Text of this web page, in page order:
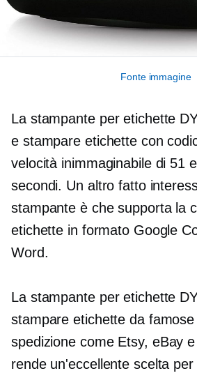
Fonte immagine
La stampante per etichette
e stampare etichette con
velocità inimmaginabile di 51
secondi. Un altro fatto
stampante è che supporta la
etichette in formato Google
Word.
La stampante per etichette
stampare etichette da
spedizione come Etsy, eBay
rende un'eccellente scelta